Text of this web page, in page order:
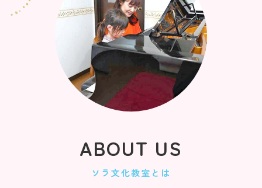
ABOUT US
ソラ文化教室とは